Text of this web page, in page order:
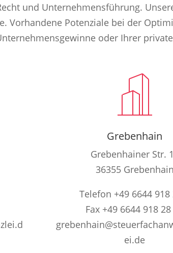
und Unternehmensführung.
Vorhandene Potenziale bei der
oder Ihrer
Grebenhain
Grebenhainer Str.
36355 Grebenhain
Telefon +49 6644 918
Fax +49 6644 918
ei.de